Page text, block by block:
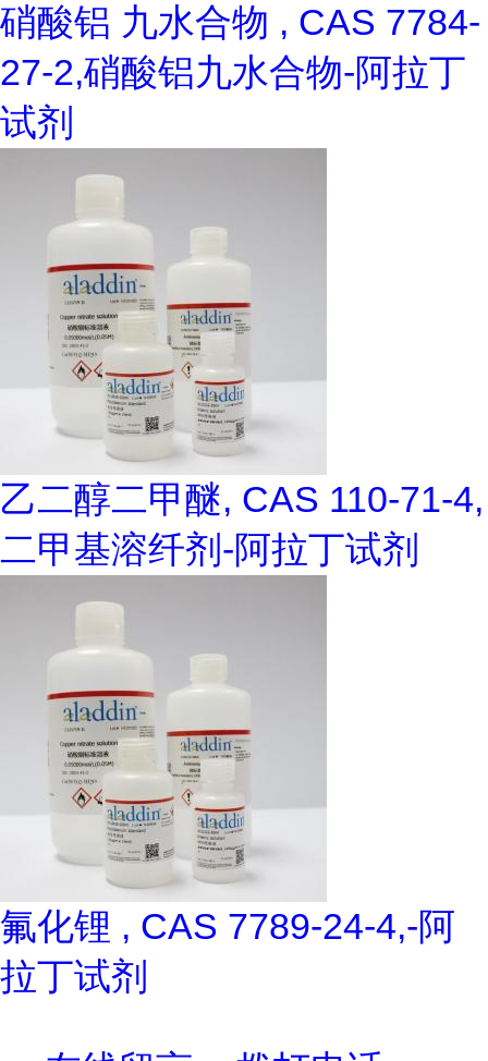
硝酸铝 九水合物 , CAS 7784-
27-2,硝酸铝九水合物-阿拉丁
试剂
乙二醇二甲醚, CAS 110-71-4,
二甲基溶纤剂-阿拉丁试剂
氟化锂 , CAS 7789-24-4,-阿
拉丁试剂